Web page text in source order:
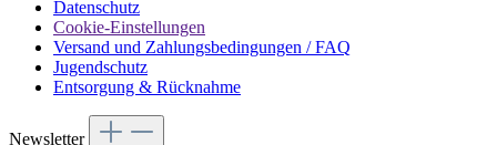
Datenschutz
Cookie-Einstellungen
Versand und Zahlungsbedingungen / FAQ
Jugendschutz
Entsorgung & Rücknahme
Newsletter